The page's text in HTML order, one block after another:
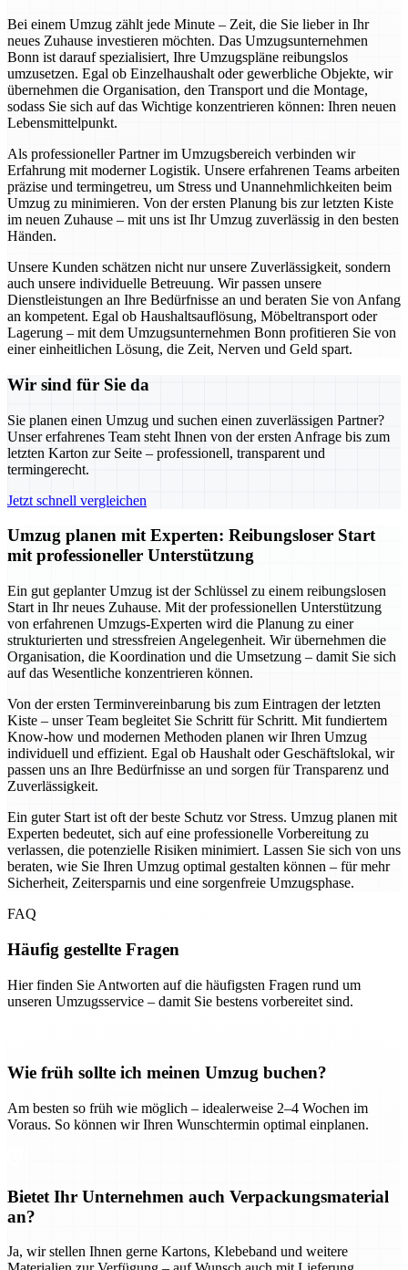
Bei einem Umzug zählt jede Minute – Zeit, die Sie lieber in Ihr
neues Zuhause investieren möchten. Das Umzugsunternehmen
Bonn ist darauf spezialisiert, Ihre Umzugspläne reibungslos
umzusetzen. Egal ob Einzelhaushalt oder gewerbliche Objekte, wir
übernehmen die Organisation, den Transport und die Montage,
sodass Sie sich auf das Wichtige konzentrieren können: Ihren neuen
Lebensmittelpunkt.
Als professioneller Partner im Umzugsbereich verbinden wir
Erfahrung mit moderner Logistik. Unsere erfahrenen Teams arbeiten
präzise und termingetreu, um Stress und Unannehmlichkeiten beim
Umzug zu minimieren. Von der ersten Planung bis zur letzten Kiste
im neuen Zuhause – mit uns ist Ihr Umzug zuverlässig in den besten
Händen.
Unsere Kunden schätzen nicht nur unsere Zuverlässigkeit, sondern
auch unsere individuelle Betreuung. Wir passen unsere
Dienstleistungen an Ihre Bedürfnisse an und beraten Sie von Anfang
an kompetent. Egal ob Haushaltsauflösung, Möbeltransport oder
Lagerung – mit dem Umzugsunternehmen Bonn profitieren Sie von
einer einheitlichen Lösung, die Zeit, Nerven und Geld spart.
Wir sind für Sie da
Sie planen einen Umzug und suchen einen zuverlässigen Partner?
Unser erfahrenes Team steht Ihnen von der ersten Anfrage bis zum
letzten Karton zur Seite – professionell, transparent und
termingerecht.
Jetzt schnell vergleichen
Umzug planen mit Experten: Reibungsloser Start
mit professioneller Unterstützung
Ein gut geplanter Umzug ist der Schlüssel zu einem reibungslosen
Start in Ihr neues Zuhause. Mit der professionellen Unterstützung
von erfahrenen Umzugs-Experten wird die Planung zu einer
strukturierten und stressfreien Angelegenheit. Wir übernehmen die
Organisation, die Koordination und die Umsetzung – damit Sie sich
auf das Wesentliche konzentrieren können.
Von der ersten Terminvereinbarung bis zum Eintragen der letzten
Kiste – unser Team begleitet Sie Schritt für Schritt. Mit fundiertem
Know-how und modernen Methoden planen wir Ihren Umzug
individuell und effizient. Egal ob Haushalt oder Geschäftslokal, wir
passen uns an Ihre Bedürfnisse an und sorgen für Transparenz und
Zuverlässigkeit.
Ein guter Start ist oft der beste Schutz vor Stress. Umzug planen mit
Experten bedeutet, sich auf eine professionelle Vorbereitung zu
verlassen, die potenzielle Risiken minimiert. Lassen Sie sich von uns
beraten, wie Sie Ihren Umzug optimal gestalten können – für mehr
Sicherheit, Zeitersparnis und eine sorgenfreie Umzugsphase.
FAQ
Häufig gestellte Fragen
Hier finden Sie Antworten auf die häufigsten Fragen rund um
unseren Umzugsservice – damit Sie bestens vorbereitet sind.
Wie früh sollte ich meinen Umzug buchen?
Am besten so früh wie möglich – idealerweise 2–4 Wochen im
Voraus. So können wir Ihren Wunschtermin optimal einplanen.
Bietet Ihr Unternehmen auch Verpackungsmaterial
an?
Ja, wir stellen Ihnen gerne Kartons, Klebeband und weitere